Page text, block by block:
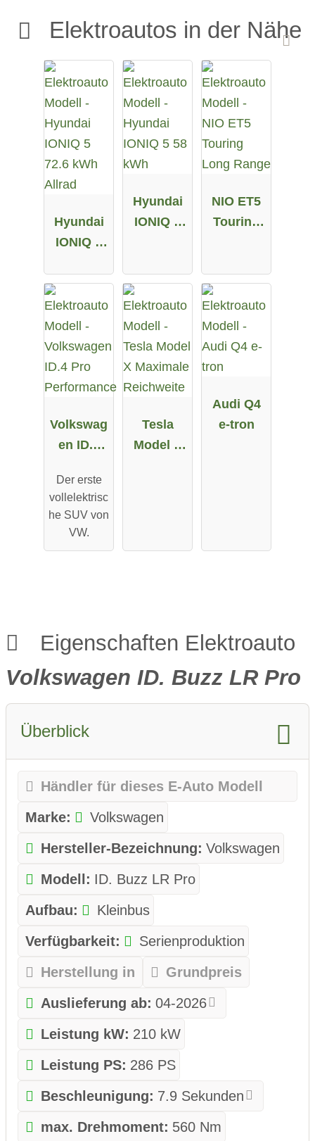
Elektroautos in der Nähe
Hyundai
IONIQ 5
Allrad
Hyundai
IONIQ 5
NIO ET5
Touring
Volkswag
en ID.4
Performa
nce
Der erste
vollelektrisc
he SUV von
VW.
Tesla
Model X
Audi Q4
e-tron
Eigenschaften Elektroauto
Volkswagen ID. Buzz LR Pro
Überblick
Händler für dieses E-Auto Modell
Marke:
Volkswagen
Hersteller-Bezeichnung: Volkswagen
Modell: ID. Buzz LR Pro
Aufbau:
Kleinbus
Verfügbarkeit:
Serienproduktion
Herstellung in
Grundpreis
Auslieferung ab: 04-2026
Leistung kW: 210 kW
Leistung PS: 286 PS
Beschleunigung: 7.9 Sekunden
max. Drehmoment: 560 Nm